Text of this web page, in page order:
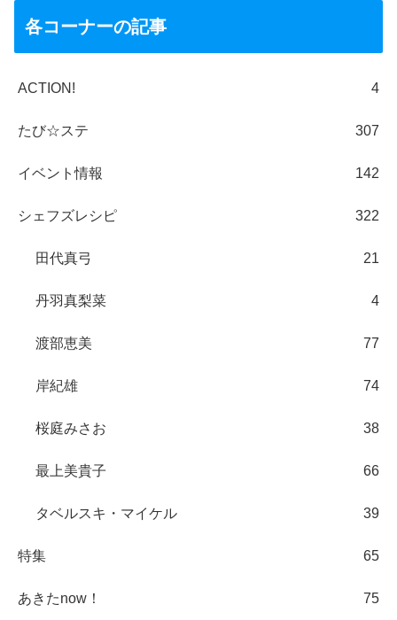
各コーナーの記事
ACTION! 4
たび☆ステ 307
イベント情報 142
シェフズレシピ 322
田代真弓 21
丹羽真梨菜 4
渡部恵美 77
岸紀雄 74
桜庭みさお 38
最上美貴子 66
タベルスキ・マイケル 39
特集 65
あきたnow！ 75